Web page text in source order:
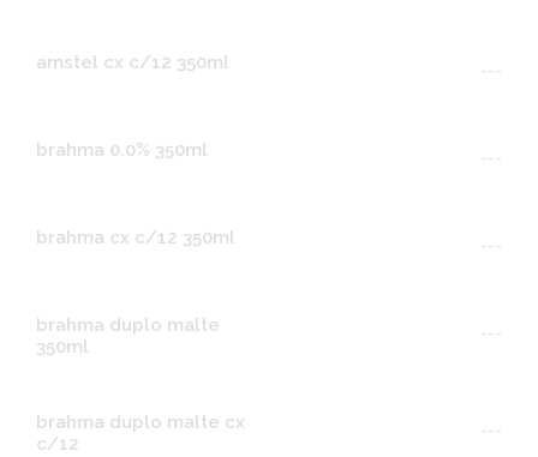
amstel cx c/12 350ml ---
brahma 0.0% 350ml ---
brahma cx c/12 350ml ---
brahma duplo malte
350ml
---
brahma duplo malte cx
c/12
---